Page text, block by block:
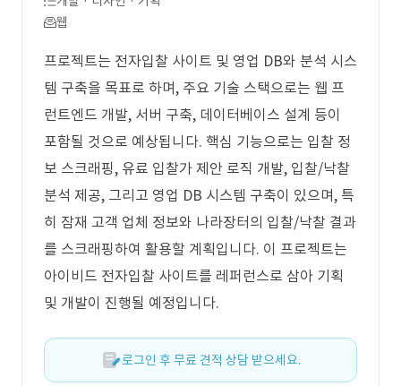
웹
프로젝트는 전자입찰 사이트 및 영업 DB와 분석 시스
템 구축을 목표로 하며, 주요 기술 스택으로는 웹 프
런트엔드 개발, 서버 구축, 데이터베이스 설계 등이
포함될 것으로 예상됩니다. 핵심 기능으로는 입찰 정
보 스크래핑, 유료 입찰가 제안 로직 개발, 입찰/낙찰
분석 제공, 그리고 영업 DB 시스템 구축이 있으며, 특
히 잠재 고객 업체 정보와 나라장터의 입찰/낙찰 결과
를 스크래핑하여 활용할 계획입니다. 이 프로젝트는
아이비드 전자입찰 사이트를 레퍼런스로 삼아 기획
및 개발이 진행될 예정입니다.
로그인 후 무료 견적 상담 받으세요.